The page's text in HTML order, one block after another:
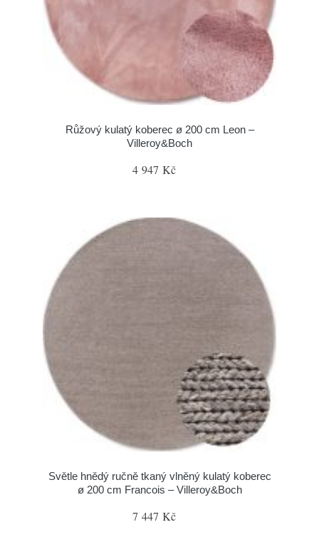
Růžový kulatý koberec ø 200 cm Leon –
Villeroy&Boch
4 947 Kč
Světle hnědý ručně tkaný vlněný kulatý koberec
ø 200 cm Francois – Villeroy&Boch
7 447 Kč